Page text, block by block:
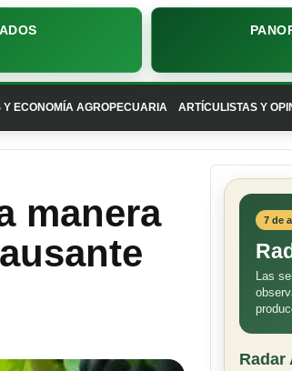
Y ECONOMÍA AGROPECUARIA ARTÍCULISTAS Y
manera
7 de
Las
Radar